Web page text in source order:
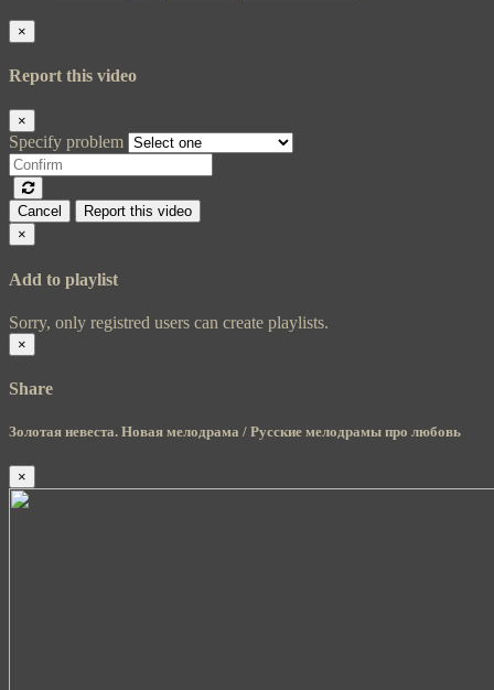
×
Report this video
×
Specify problem
Cancel
Report this video
×
Add to playlist
Sorry, only registred users can create playlists.
×
Share
Золотая невеста. Новая мелодрама / Русские мелодрамы про любовь
×